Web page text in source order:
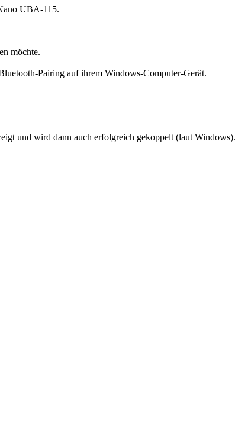
UBA-115.
möchte.
Pairing auf ihrem Windows-Computer-Gerät.
und wird dann auch erfolgreich gekoppelt (laut Windows).